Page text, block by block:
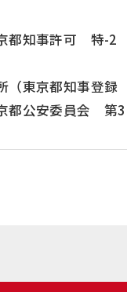
都知事許可 特-
（東京都知事登録
都公安委員会 第